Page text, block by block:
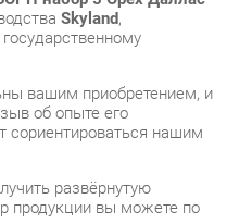
об опыте его
нашим
вы можете по
через мессенджеры
Skyland
забрав его с